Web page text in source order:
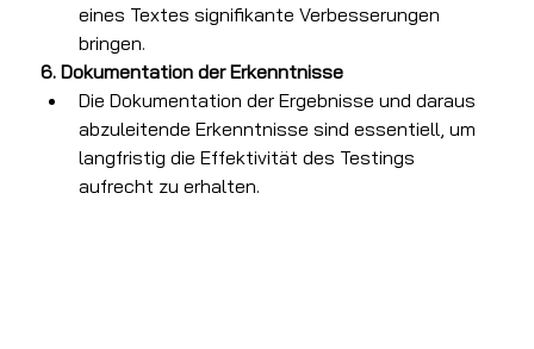
eines Textes signifikante Verbesserungen
bringen.
6. Dokumentation der Erkenntnisse
Die Dokumentation der Ergebnisse und daraus
abzuleitende Erkenntnisse sind essentiell, um
langfristig die Effektivität des Testings
aufrecht zu erhalten.